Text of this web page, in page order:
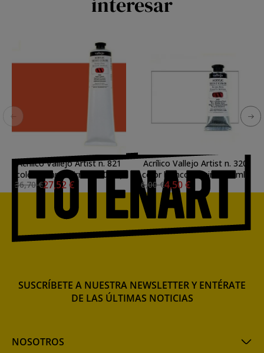
Acrílico Vallejo Artist n. 821
color naranja pirrol (200 ml)
36,70 €27,52 €
Acrílico Vallejo Artist n. 320
color blanco de zinc (60 ml)
6,00 €4,50 €
NOSOTROS
SUSCRÍBETE A NUESTRA NEWSLETTER Y ENTÉRATE
DE LAS ÚLTIMAS NOTICIAS